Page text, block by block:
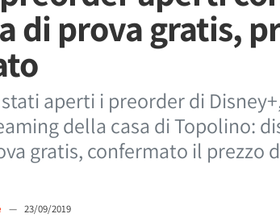
di prova gratis,
aperti i preorder di
della casa di Topolino:
gratis, confermato il prezzo
— 23/09/2019